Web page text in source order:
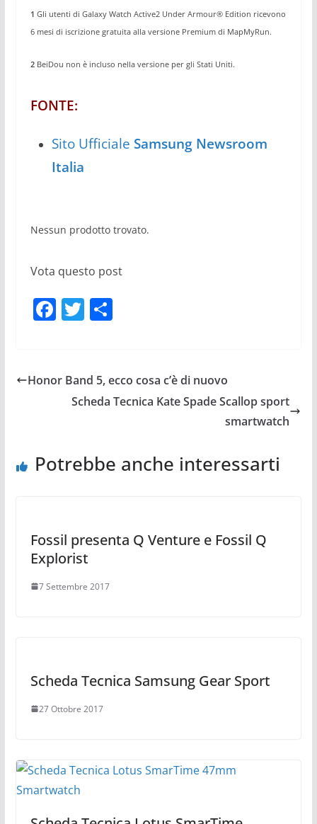
1 Gli utenti di Galaxy Watch Active2 Under Armour® Edition ricevono
6 mesi di iscrizione gratuita alla versione Premium di MapMyRun.
2BeiDou non è incluso nella versione per gli Stati Uniti.
FONTE:
Sito Ufficiale Samsung Newsroom
Italia
Nessun prodotto trovato.
Vota questo post
F
e
k
T
er
C
di
vi
Honor Band 5, ecco cosa c’è di nuovo
Scheda Tecnica Kate Spade Scallop sport
smartwatch
Potrebbe anche interessarti
Fossil presenta Q Venture e Fossil Q
Explorist
7 Settembre 2017
Scheda Tecnica Samsung Gear Sport
27 Ottobre 2017